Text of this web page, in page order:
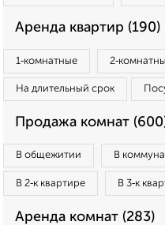
Аренда квартир (190)
1‑комнатные
На длительный срок
Продажа комнат
В общежитии В
В 2‑к квартире В 3‑к
Аренда комнат (283)